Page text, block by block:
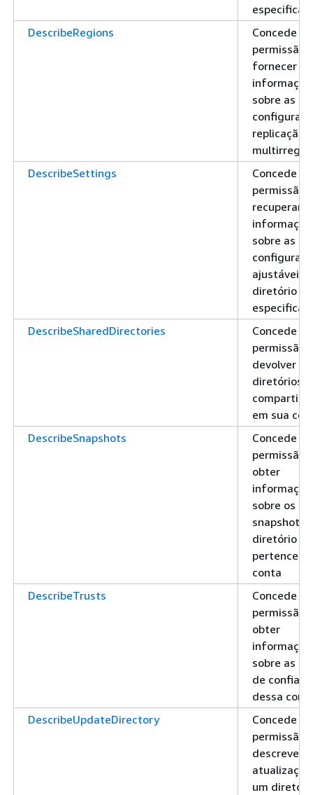
DescribeRegions
Concede
permissão
fornecer
sobre as
replicação
DescribeSettings
Concede
permissão
recuperar
sobre as
ajustáveis
diretório
DescribeSharedDirectories
Concede
permissão
devolver os
diretórios
em sua
DescribeSnapshots
Concede
permissão
obter
sobre os
snapshots
diretório
pertencem
conta
DescribeTrusts
Concede
permissão
obter
sobre as
de
dessa
DescribeUpdateDirectory
Concede
permissão
descrever
um